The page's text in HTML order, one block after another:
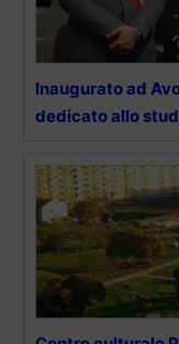
Inaugurato ad
dedicato allo